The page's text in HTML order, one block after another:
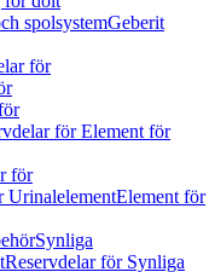
spolsystemGeberit
för
för Element för
för
UrinalelementElement för
Synliga
Reservdelar för Synliga